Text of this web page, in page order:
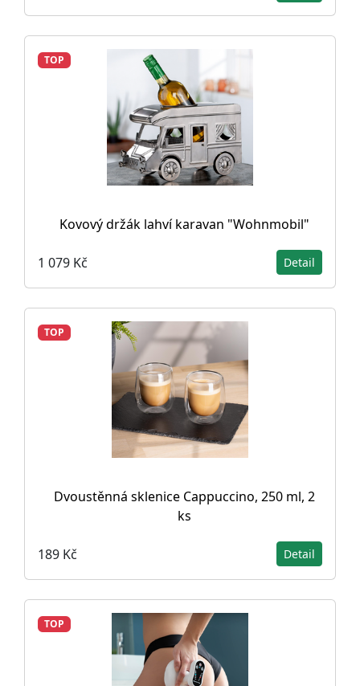
TOP
Kovový držák lahví karavan "Wohnmobil"
1 079 Kč Detail
TOP
Dvoustěnná sklenice Cappuccino, 250 ml, 2
ks
189 Kč Detail
TOP